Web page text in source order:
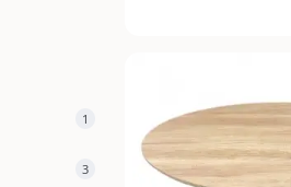
1
3